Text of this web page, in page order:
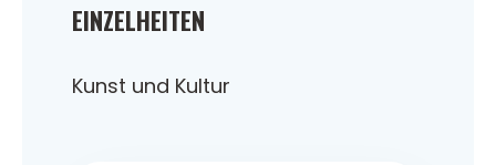
EINZELHEITEN
Kunst und Kultur